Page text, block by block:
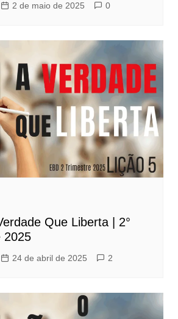
2 de maio de 2025 0
Que Liberta | 2°
2025
24 de abril de 2025 2